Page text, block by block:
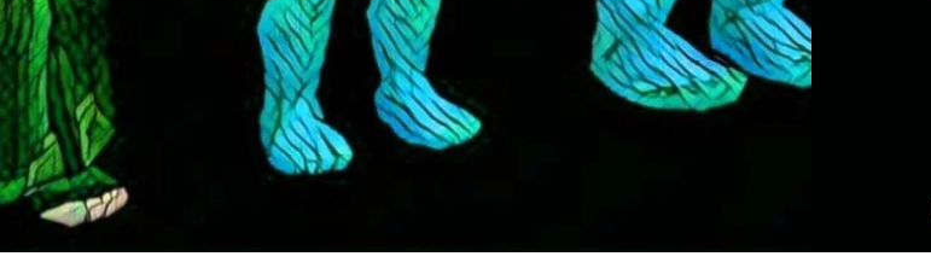
COMMUNITY
IMPRESSUM
DATENSCHUTZ
KONTAKT